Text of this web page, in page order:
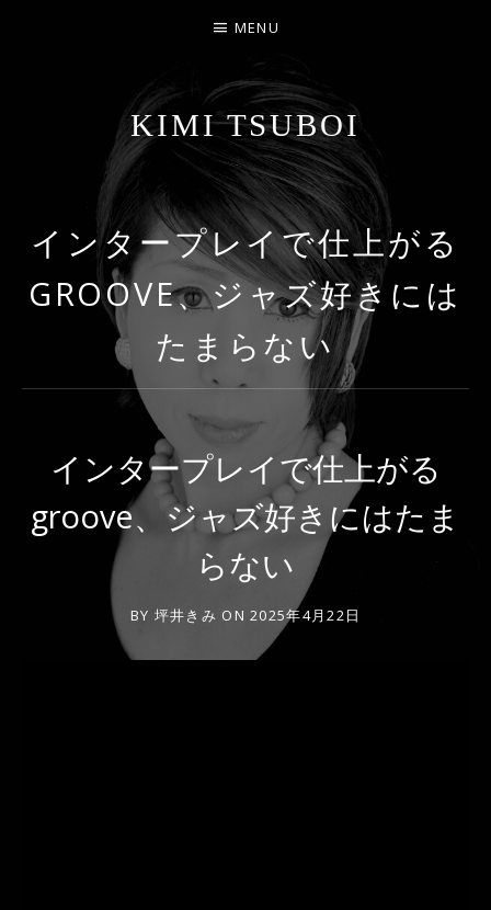
KIMI TSUBOI
名古屋のJAZZ PIANIST
MENU
インタープレイで仕上がる
GROOVE、ジャズ好きには
たまらない
インタープレイで仕上がる
groove、ジャズ好きにはたま
らない
BY 坪井きみ ON 2025年4月22日